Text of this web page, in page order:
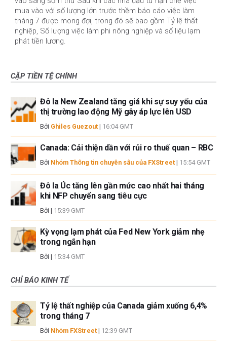
mua vào với số lượng lớn trước thềm báo cáo việc làm
tháng 7 được mong đợi, trong đó sẽ bao gồm Tỷ lệ thất
nghiệp, Số lượng việc làm phi nông nghiệp và số liệu lạm
phát tiền lương.
CẶP TIỀN TỆ CHÍNH
Đô la New Zealand tăng giá khi sự suy yếu của
thị trường lao động Mỹ gây áp lực lên USD
Bởi Ghiles Guezout | 16:04 GMT
Canada: Cải thiện dần với rủi ro thuế quan – RBC
Bởi Nhóm Thông tin chuyên sâu của FXStreet | 15:54 GMT
Đô la Úc tăng lên gần mức cao nhất hai tháng
khi NFP chuyển sang tiêu cực
Bởi | 15:39 GMT
Kỳ vọng lạm phát của Fed New York giảm nhẹ
trong ngắn hạn
Bởi | 15:34 GMT
CHỈ BÁO KINH TẾ
Tỷ lệ thất nghiệp của Canada giảm xuống 6,4%
trong tháng 7
Bởi Nhóm FXStreet | 12:39 GMT